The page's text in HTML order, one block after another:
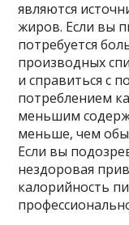
являются
жиров. Если вы
потребуется
производных
и справиться с
потреблением
меньшим
меньше, чем
Если вы
нездоровая
калорийность